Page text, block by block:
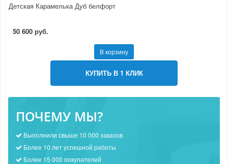
Детская Карамелька Дуб белфорт
50 600 руб.
В корзину
КУПИТЬ В 1 КЛИК
ПОЧЕМУ МЫ?
Выполнили свыше 10 000 заказов
Более 10 лет успешной работы
Более 15 000 покупателей